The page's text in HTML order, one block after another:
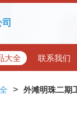
大全 联系我们
> 外滩明珠二期